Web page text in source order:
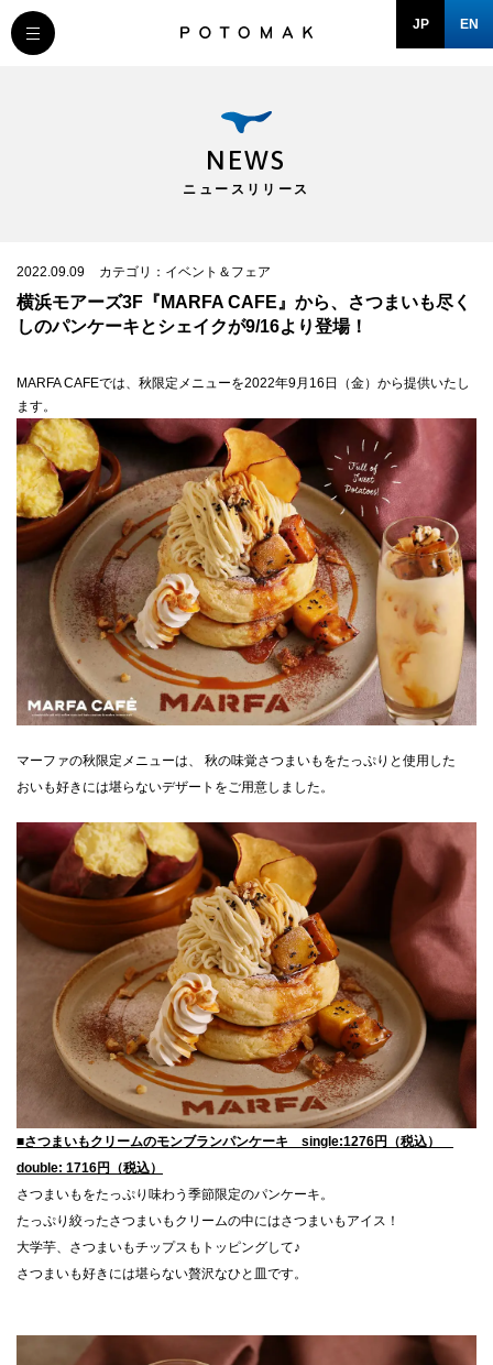
JP EN
COMPANY
DOMAIN
NEWS
CLOSE
NEWS
ニュースリリース
2022.09.09 カテゴリ：イベント＆フェア
横浜モアーズ3F『MARFA CAFE』から、さつまいも尽く
しのパンケーキとシェイクが9/16より登場！
MARFA CAFEでは、秋限定メニューを2022年9月16日（金）から提供いたし
ます。
マーファの秋限定メニューは、 秋の味覚さつまいもをたっぷりと使用した
おいも好きには堪らないデザートをご用意しました。
■さつまいもクリームのモンブランパンケーキ single:1276円（税込）
double: 1716円（税込）
さつまいもをたっぷり味わう季節限定のパンケーキ。
たっぷり絞ったさつまいもクリームの中にはさつまいもアイス！
大学芋、さつまいもチップスもトッピングして♪
さつまいも好きには堪らない贅沢なひと皿です。